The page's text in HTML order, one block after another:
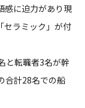
感に迫力があり現
セラミック」が付
と転職者3名が幹
合計28名での船